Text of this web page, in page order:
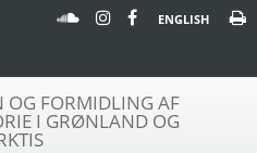
ENGLISH
OG FORMIDLING AF
I GRØNLAND OG